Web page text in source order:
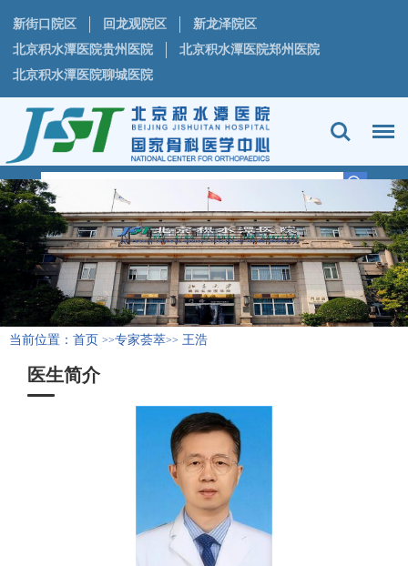
新街口院区 回龙观院区
新龙泽院区
北京积水潭医院贵州医院
北京积水潭医院郑州医院
北京积水潭医院聊城医院
当前位置： 首页 >>专家荟萃>> 王浩
医生简介